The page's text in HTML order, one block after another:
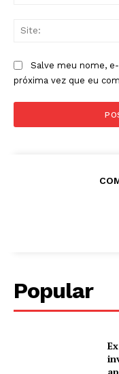
Salve meu nome,
próxima vez que eu
Popular